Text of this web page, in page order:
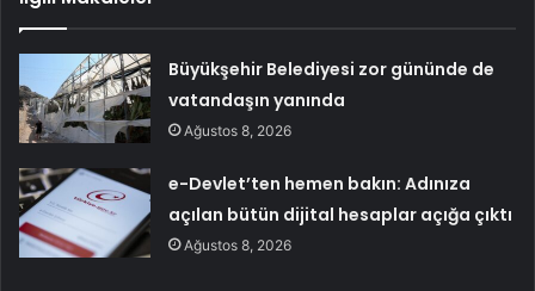
Büyükşehir Belediyesi zor gününde de
vatandaşın yanında
Ağustos 8, 2026
e-Devlet’ten hemen bakın: Adınıza
açılan bütün dijital hesaplar açığa çıktı
Ağustos 8, 2026